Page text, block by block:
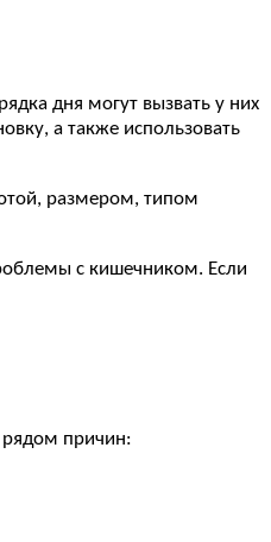
дня могут вызвать у них
а также использовать
размером, типом
с кишечником. Если
рядом причин: